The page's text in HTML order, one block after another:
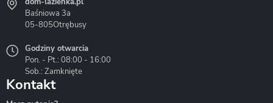
Hydrostop
Liveno
Baśniowa 3a
05-805Otrębusy
Godziny otwarcia
Pon. - Pt.: 08:00 - 16:00
Sob.: Zamknięte
Kontakt